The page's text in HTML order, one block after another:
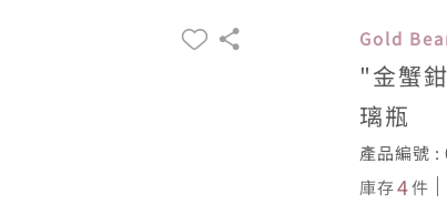
Gold
"金蟹
璃瓶
產品編號 :
庫存4件